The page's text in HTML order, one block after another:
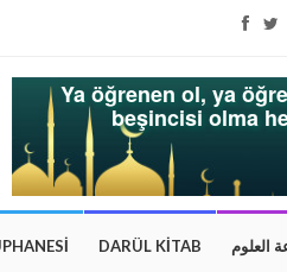
Ya öğrenen ol, ya
beşincisi olma
DARÜL KİTAB العلوم